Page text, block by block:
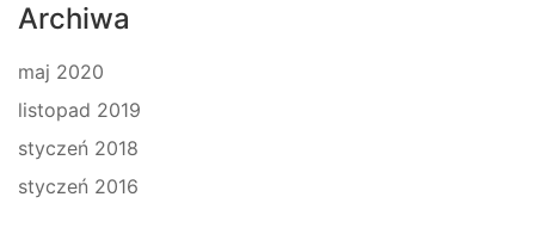
Archiwa
maj 2020
listopad 2019
styczeń 2018
styczeń 2016